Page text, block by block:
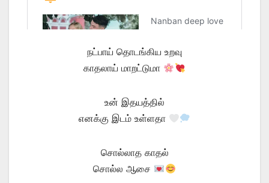
நட்பாய் தொடங்கிய உறவு
காதலாய் மாறட்டுமா
உன் இதயத்தில்
எனக்கு இடம் உள்ளதா
சொல்லாத காதல்
சொல்ல ஆசை